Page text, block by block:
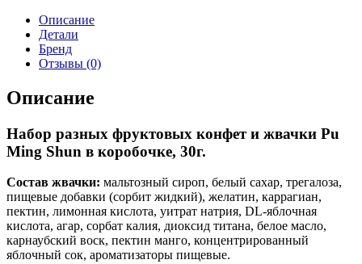
Описание
Детали
Бренд
Отзывы (0)
Описание
Набор разных фруктовых конфет и жвачки Pu
Ming Shun в коробочке, 30г.
Состав жвачки: мальтозный сироп, белый сахар, трегалоза,
пищевые добавки (сорбит жидкий), желатин, каррагиан,
пектин, лимонная кислота, уитрат натрия, DL-яблочная
кислота, агар, сорбат калия, диоксид титана, белое масло,
карнаубский воск, пектин манго, концентрированный
яблочный сок, ароматизаторы пищевые.